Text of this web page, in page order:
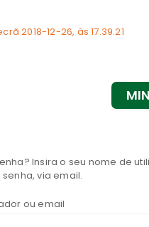
Insira o seu nome de
via email.
ou email